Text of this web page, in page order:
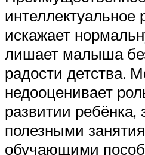
интеллектуальное
искажает
лишает малыша
радости детства.
недооценивает
развитии ребёнка,
полезными
обучающими